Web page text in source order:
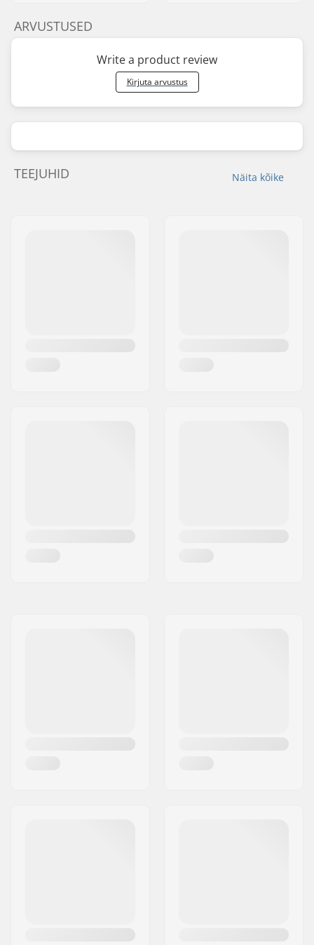
ARVUSTUSED
Write a product review
Kirjuta arvustus
Näita kõike
TEEJUHID